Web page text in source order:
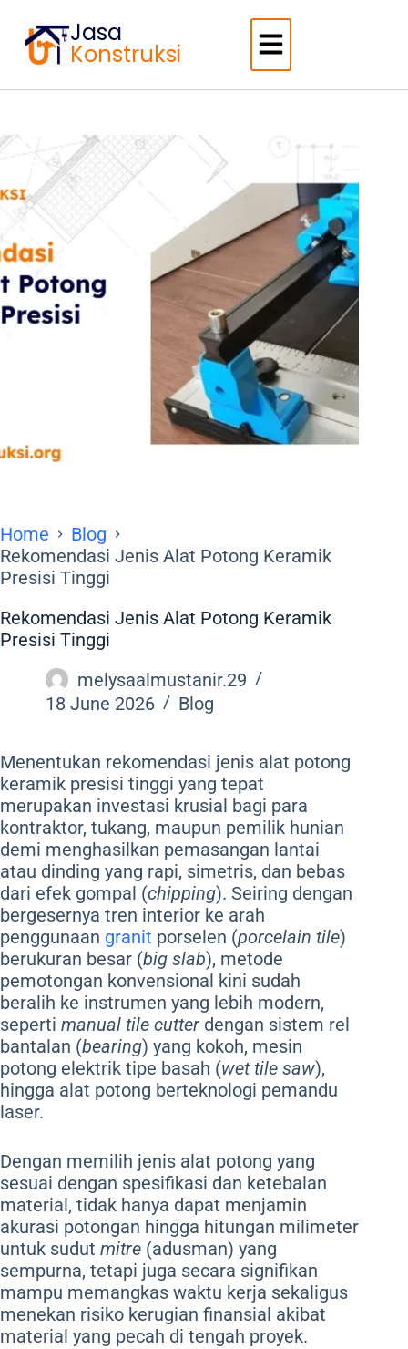
Jasa
Konstruksi
Home
Blog
Rekomendasi Jenis Alat Potong Keramik
Presisi Tinggi
Rekomendasi Jenis Alat Potong Keramik
Presisi Tinggi
melysaalmustanir.29
18 June 2026
Blog
Menentukan rekomendasi jenis alat potong
keramik presisi tinggi yang tepat
merupakan investasi krusial bagi para
kontraktor, tukang, maupun pemilik hunian
demi menghasilkan pemasangan lantai
atau dinding yang rapi, simetris, dan bebas
dari efek gompal (chipping). Seiring dengan
bergesernya tren interior ke arah
penggunaan granit porselen (porcelain tile)
berukuran besar (big slab), metode
pemotongan konvensional kini sudah
beralih ke instrumen yang lebih modern,
seperti manual tile cutter dengan sistem rel
bantalan (bearing) yang kokoh, mesin
potong elektrik tipe basah (wet tile saw),
hingga alat potong berteknologi pemandu
laser.
Dengan memilih jenis alat potong yang
sesuai dengan spesifikasi dan ketebalan
material, tidak hanya dapat menjamin
akurasi potongan hingga hitungan milimeter
untuk sudut mitre (adusman) yang
sempurna, tetapi juga secara signifikan
mampu memangkas waktu kerja sekaligus
menekan risiko kerugian finansial akibat
material yang pecah di tengah proyek.